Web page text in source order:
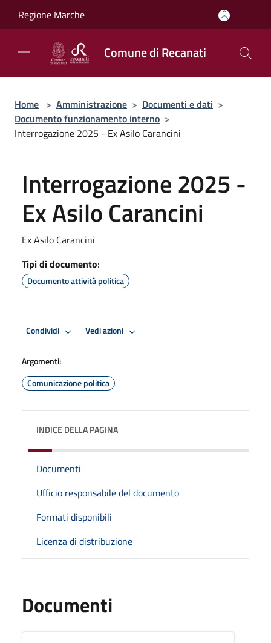
Regione Marche
Comune di Recanati
Home > Amministrazione > Documenti e dati >
Documento funzionamento interno >
Interrogazione 2025 - Ex Asilo Carancini
Interrogazione 2025 -
Ex Asilo Carancini
Ex Asilo Carancini
Tipi di documento:
Documento attività politica
Condividi Vedi azioni
Argomenti:
Comunicazione politica
INDICE DELLA PAGINA
Documenti
Ufficio responsabile del documento
Formati disponibili
Licenza di distribuzione
Documenti